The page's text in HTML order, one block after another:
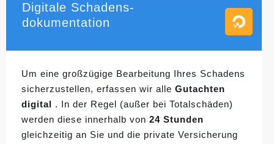
Digitale Schadens-
dokumentation
Um eine großzügige Bearbeitung Ihres Schadens
sicherzustellen, erfassen wir alle Gutachten
digital . In der Regel (außer bei Totalschäden)
werden diese innerhalb von 24 Stunden
gleichzeitig an Sie und die private Versicherung